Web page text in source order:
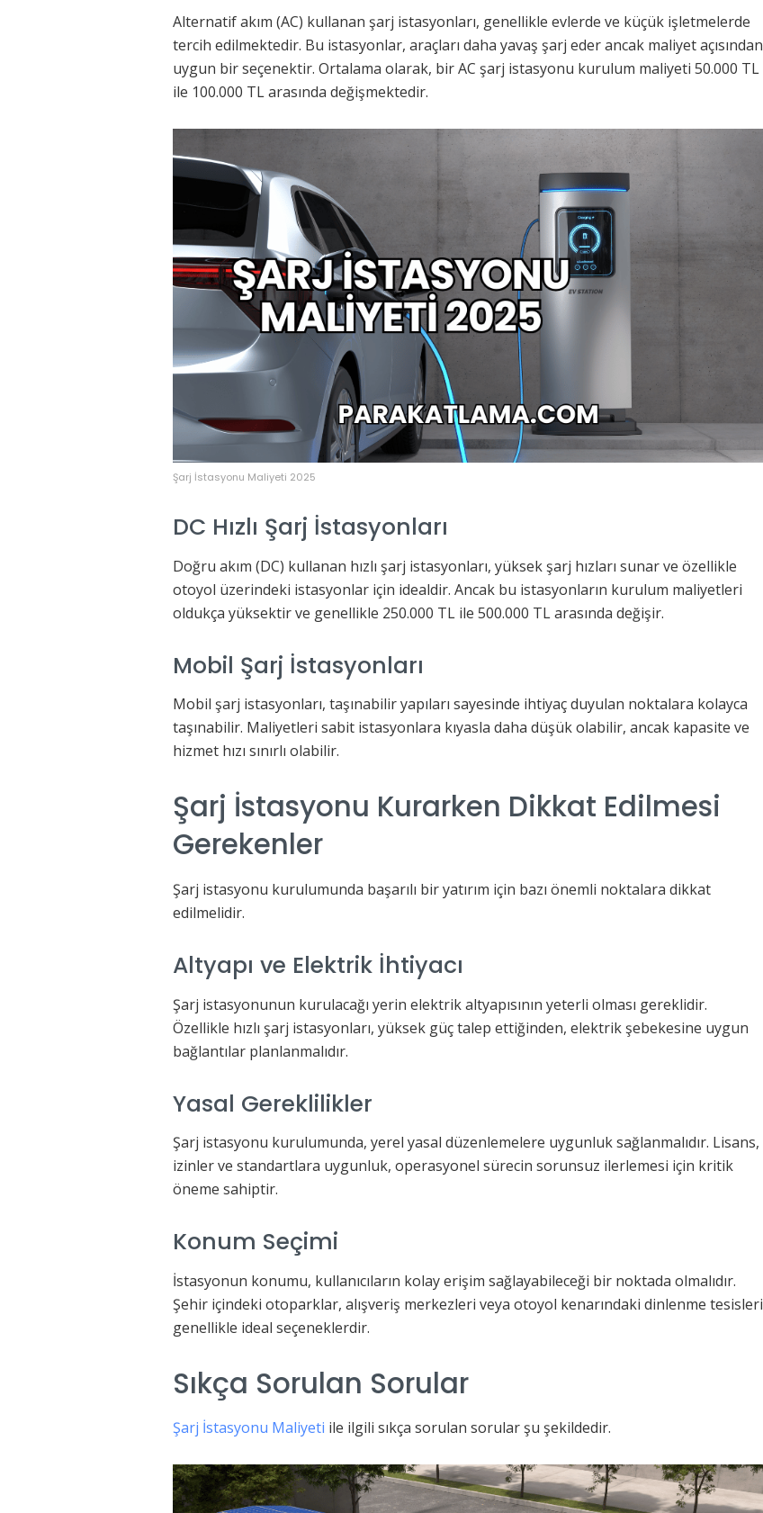
Alternatif akım (AC) kullanan şarj istasyonları, genellikle evlerde ve küçük işletmelerde
tercih edilmektedir. Bu istasyonlar, araçları daha yavaş şarj eder ancak maliyet açısından
uygun bir seçenektir. Ortalama olarak, bir AC şarj istasyonu kurulum maliyeti 50.000 TL
ile 100.000 TL arasında değişmektedir.
Şarj İstasyonu Maliyeti 2025
DC Hızlı Şarj İstasyonları
Doğru akım (DC) kullanan hızlı şarj istasyonları, yüksek şarj hızları sunar ve özellikle
otoyol üzerindeki istasyonlar için idealdir. Ancak bu istasyonların kurulum maliyetleri
oldukça yüksektir ve genellikle 250.000 TL ile 500.000 TL arasında değişir.
Mobil Şarj İstasyonları
Mobil şarj istasyonları, taşınabilir yapıları sayesinde ihtiyaç duyulan noktalara kolayca
taşınabilir. Maliyetleri sabit istasyonlara kıyasla daha düşük olabilir, ancak kapasite ve
hizmet hızı sınırlı olabilir.
Şarj İstasyonu Kurarken Dikkat Edilmesi
Gerekenler
Şarj istasyonu kurulumunda başarılı bir yatırım için bazı önemli noktalara dikkat
edilmelidir.
Altyapı ve Elektrik İhtiyacı
Şarj istasyonunun kurulacağı yerin elektrik altyapısının yeterli olması gereklidir.
Özellikle hızlı şarj istasyonları, yüksek güç talep ettiğinden, elektrik şebekesine uygun
bağlantılar planlanmalıdır.
Yasal Gereklilikler
Şarj istasyonu kurulumunda, yerel yasal düzenlemelere uygunluk sağlanmalıdır. Lisans,
izinler ve standartlara uygunluk, operasyonel sürecin sorunsuz ilerlemesi için kritik
öneme sahiptir.
Konum Seçimi
İstasyonun konumu, kullanıcıların kolay erişim sağlayabileceği bir noktada olmalıdır.
Şehir içindeki otoparklar, alışveriş merkezleri veya otoyol kenarındaki dinlenme tesisleri
genellikle ideal seçeneklerdir.
Sıkça Sorulan Sorular
Şarj İstasyonu Maliyeti ile ilgili sıkça sorulan sorular şu şekildedir.